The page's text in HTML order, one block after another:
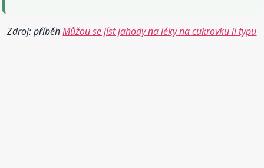
Zdroj: příběhMůžou se jíst jahody na léky na cukrovku ii typu